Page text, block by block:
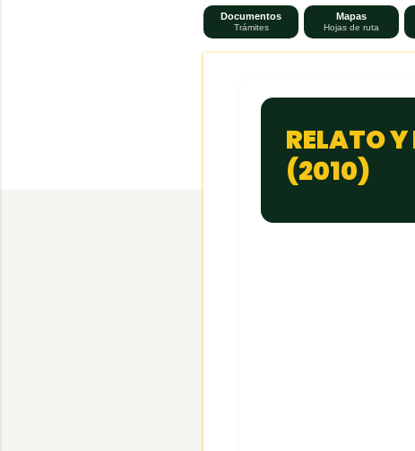
Documentos
Trámites
Mapas
Hojas de ruta
RELATO
(2010)